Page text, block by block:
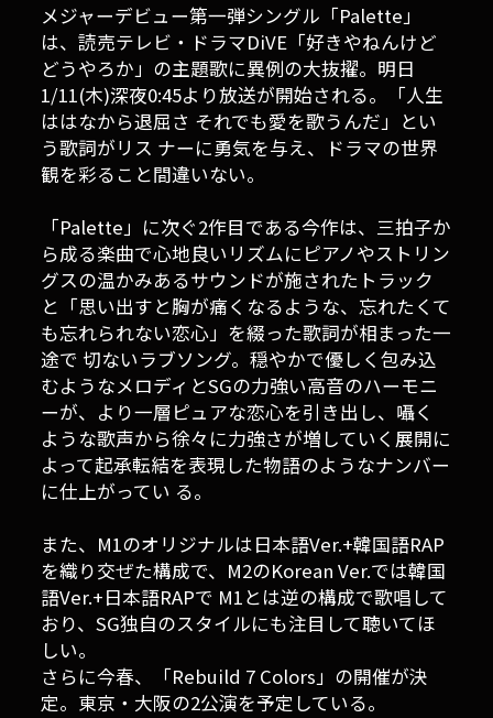
メジャーデビュー第一弾シングル「Palette」
は、読売テレビ・ドラマDiVE「好きやねんけど
どうやろか」の主題歌に異例の大抜擢。明日
1/11(木)深夜0:45より放送が開始される。「人生
ははなから退屈さ それでも愛を歌うんだ」とい
う歌詞がリス ナーに勇気を与え、ドラマの世界
観を彩ること間違いない。
「Palette」に次ぐ2作目である今作は、三拍子か
ら成る楽曲で心地良いリズムにピアノやストリン
グスの温かみあるサウンドが施されたトラック
と「思い出すと胸が痛くなるような、忘れたくて
も忘れられない恋心」を綴った歌詞が相まった一
途で 切ないラブソング。穏やかで優しく包み込
むようなメロディとSGの力強い高音のハーモニ
ーが、より一層ピュアな恋心を引き出し、囁く
ような歌声から徐々に力強さが増していく展開に
よって起承転結を表現した物語のようなナンバー
に仕上がってい る。
また、M1のオリジナルは日本語Ver.+韓国語RAP
を織り交ぜた構成で、M2のKorean Ver.では韓国
語Ver.+日本語RAPで M1とは逆の構成で歌唱して
おり、SG独自のスタイルにも注目して聴いてほ
しい。
さらに今春、「Rebuild 7 Colors」の開催が決
定。東京・大阪の2公演を予定している。